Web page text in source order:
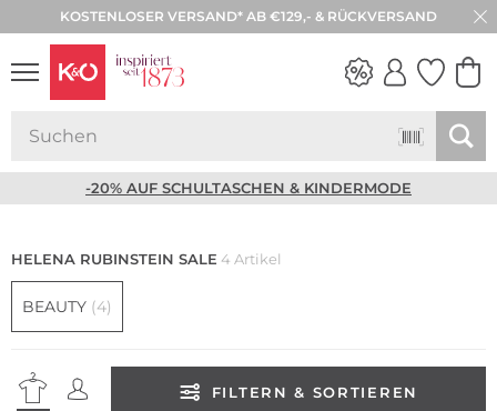
KOSTENLOSER VERSAND* AB €129,- & RÜCKVERSAND
30 TAGE RÜCKGABE
-20% AUF SCHULTASCHEN & KINDERMODE
HELENA RUBINSTEIN SALE 4 Artikel
BEAUTY (4)
FILTERN & SORTIEREN